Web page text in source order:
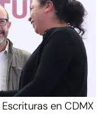
en CDMX